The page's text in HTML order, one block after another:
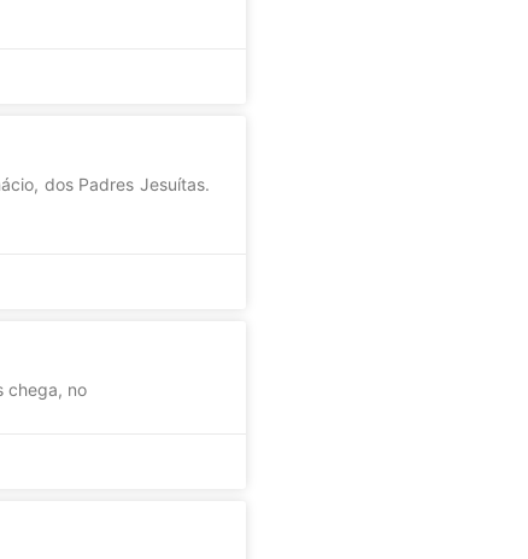
dos Padres Jesuítas.
chega, no